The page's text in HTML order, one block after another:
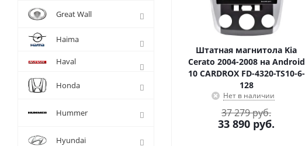
Штатная магнитола Kia
Cerato 2004-2008 на Android
10 CARDROX FD-4320-TS10-6-
128
Нет в наличии
37 279 руб.
33 890 руб.
Great Wall
Haima
Haval
Honda
Hummer
Hyundai